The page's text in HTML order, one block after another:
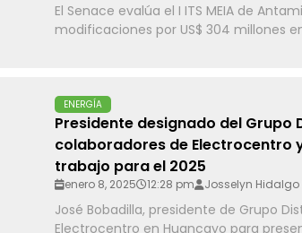
El Senace evalúa el I ITS MEIA de
modificaciones por US$ 304 millones
ENERGÍA
Presidente designado del Grupo
colaboradores de Electrocentro
trabajo para el 2025
enero 8, 2025 12:28 pm Josselyn Hidalgo
José Bobadilla, presidente de Grupo
Electrocentro en Huancayo para